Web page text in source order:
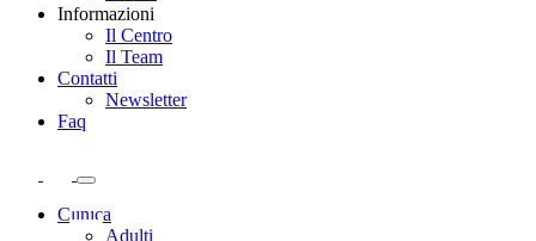
Informazioni
Il Centro
Il Team
Contatti
Newsletter
Faq
Clinica
Adulti